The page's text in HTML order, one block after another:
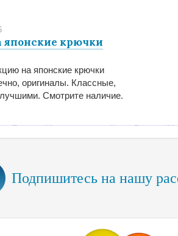
японские крючки
на японские крючки
оригиналы. Классные,
Смотрите наличие.
Подпишитесь на нашу